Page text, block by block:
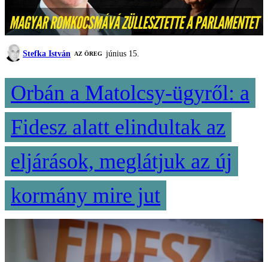
Stefka István AZ ÖREG június 15.
Orbán a Matolcsy-ügyről: a
Fidesz alatt elindultak az
eljárások, meglátjuk az új
kormány mire jut